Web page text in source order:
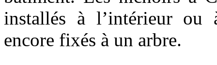
installés à l’intérieur ou
encore fixés à un arbre.